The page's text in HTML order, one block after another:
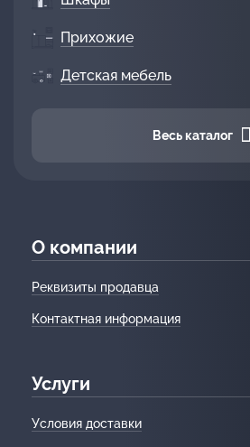
Прихожие
Детская мебель
Весь каталог
О компании
Реквизиты продавца
Контактная информация
Услуги
Условия доставки